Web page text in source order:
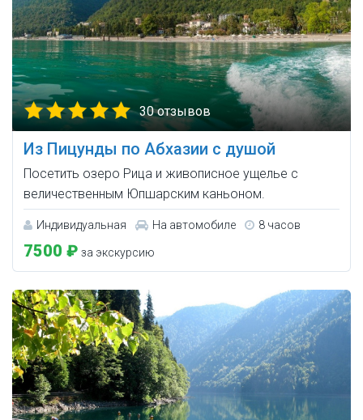
30 отзывов
Из Пицунды по Абхазии с душой
Посетить озеро Рица и живописное ущелье с
величественным Юпшарским каньоном.
Индивидуальная На автомобиле 8 часов
7500 ₽ за экскурсию